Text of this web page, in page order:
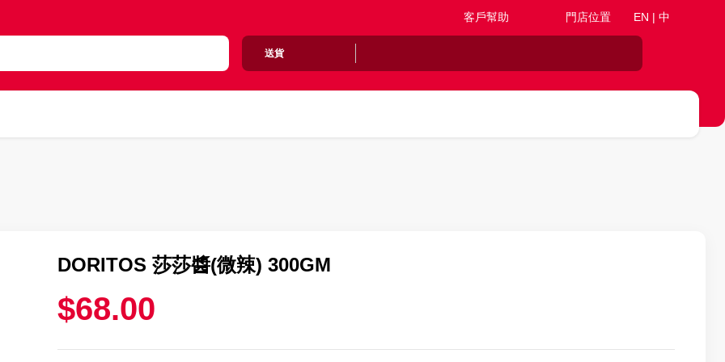
客戶幫助 門店位置 EN | 中
送貨
DORITOS 莎莎醬(微辣) 300GM
$68.00